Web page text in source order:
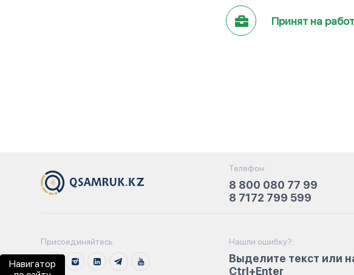
Принят на
Телефон:
8 800 080 77 99
8 7172 799 599
Присоединяйтесь Нашли ошибку?:
Выделите текст или
Ctrl+Enter
Навигатор